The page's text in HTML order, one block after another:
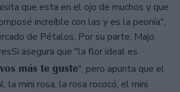
que esta en el ojo de muchos y que
increíble con las y es la peonía",
de Pétalos. Por su parte, Majo
asegura que "la flor ideal es
más te guste", pero apunta que el
la mini rosa, la rosa rococó, el mini